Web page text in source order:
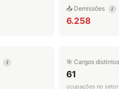
📤 Demissões i
6.258
i 🎯 Cargos distintos
61
ocupações no setor